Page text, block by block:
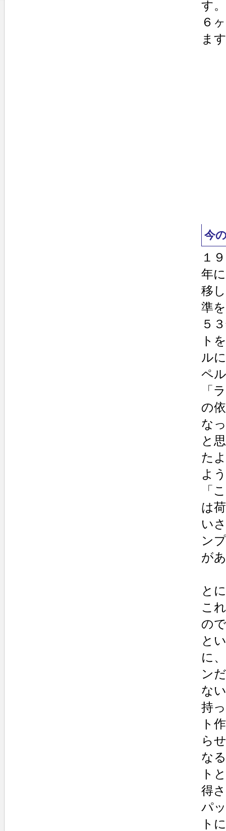
す
６
ま
今
１
年
移
準
５
ト
ル
ペ
「
の
な
と
た
よ
「
は
い
ン
が
と
こ
の
と
に
ン
な
持
ト
ら
な
ト
得
パ
ト